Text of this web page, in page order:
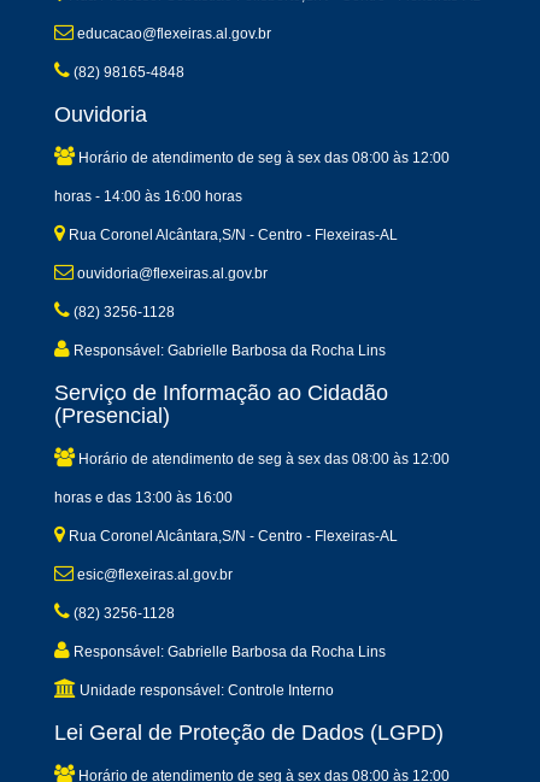
educacao@flexeiras.al.gov.br
(82) 98165-4848
Ouvidoria
Horário de atendimento de seg à sex das 08:00 às 12:00
horas - 14:00 às 16:00 horas
Rua Coronel Alcântara,S/N - Centro - Flexeiras-AL
ouvidoria@flexeiras.al.gov.br
(82) 3256-1128
Responsável: Gabrielle Barbosa da Rocha Lins
Serviço de Informação ao Cidadão
(Presencial)
Horário de atendimento de seg à sex das 08:00 às 12:00
horas e das 13:00 às 16:00
Rua Coronel Alcântara,S/N - Centro - Flexeiras-AL
esic@flexeiras.al.gov.br
(82) 3256-1128
Responsável: Gabrielle Barbosa da Rocha Lins
Unidade responsável: Controle Interno
Lei Geral de Proteção de Dados (LGPD)
Horário de atendimento de seg à sex das 08:00 às 12:00